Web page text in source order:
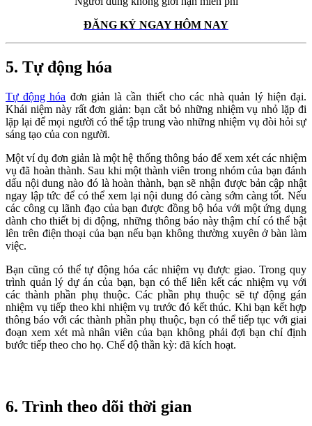
ĐĂNG KÝ NGAY HÔM NAY
5. Tự động hóa
Tự động hóa đơn giản là cần thiết cho các nhà quản lý hiện đại.
Khái niệm này rất đơn giản: bạn cắt bỏ những nhiệm vụ nhỏ lặp đi
lặp lại để mọi người có thể tập trung vào những nhiệm vụ đòi hỏi sự
sáng tạo của con người.
Một ví dụ đơn giản là một hệ thống thông báo để xem xét các nhiệm
vụ đã hoàn thành. Sau khi một thành viên trong nhóm của bạn đánh
dấu nội dung nào đó là hoàn thành, bạn sẽ nhận được bản cập nhật
ngay lập tức để có thể xem lại nội dung đó càng sớm càng tốt. Nếu
các công cụ lãnh đạo của bạn được đồng bộ hóa với một ứng dụng
dành cho thiết bị di động, những thông báo này thậm chí có thể bật
lên trên điện thoại của bạn nếu bạn không thường xuyên ở bàn làm
việc.
Bạn cũng có thể tự động hóa các nhiệm vụ được giao. Trong quy
trình quản lý dự án của bạn, bạn có thể liên kết các nhiệm vụ với
các thành phần phụ thuộc. Các phần phụ thuộc sẽ tự động gán
nhiệm vụ tiếp theo khi nhiệm vụ trước đó kết thúc. Khi bạn kết hợp
thông báo với các thành phần phụ thuộc, bạn có thể tiếp tục với giai
đoạn xem xét mà nhân viên của bạn không phải đợi bạn chỉ định
bước tiếp theo cho họ. Chế độ thần kỳ: đã kích hoạt.
6. Trình theo dõi thời gian